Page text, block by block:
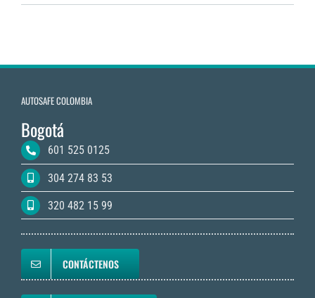
AUTOSAFE COLOMBIA
Bogotá
601 525 0125
304 274 83 53
320 482 15 99
CONTÁCTENOS